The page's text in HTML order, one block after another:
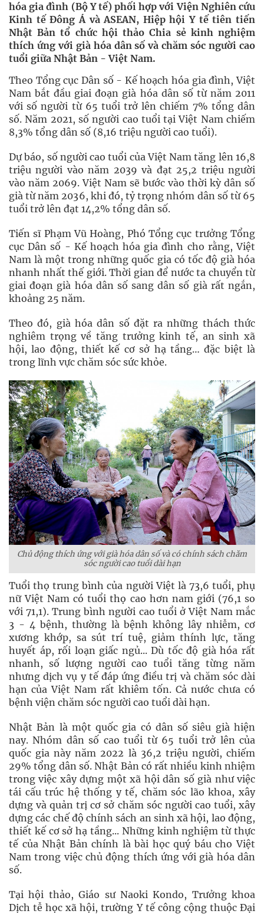
hóa gia đình (Bộ Y tế) phối hợp với Viện Nghiên cứu
Kinh tế Đông Á và ASEAN, Hiệp hội Y tế tiên tiến
Nhật Bản tổ chức hội thảo Chia sẻ kinh nghiệm
thích ứng với già hóa dân số và chăm sóc người cao
tuổi giữa Nhật Bản - Việt Nam.
Theo Tổng cục Dân số - Kế hoạch hóa gia đình, Việt
Nam bắt đầu giai đoạn già hóa dân số từ năm 2011
với số người từ 65 tuổi trở lên chiếm 7% tổng dân
số. Năm 2021, số người cao tuổi tại Việt Nam chiếm
8,3% tổng dân số (8,16 triệu người cao tuổi).
Dự báo, số người cao tuổi của Việt Nam tăng lên 16,8
triệu người vào năm 2039 và đạt 25,2 triệu người
vào năm 2069. Việt Nam sẽ bước vào thời kỳ dân số
già từ năm 2036, khi đó, tỷ trọng nhóm dân số từ 65
tuổi trở lên đạt 14,2% tổng dân số.
Tiến sĩ Phạm Vũ Hoàng, Phó Tổng cục trưởng Tổng
cục Dân số - Kế hoạch hóa gia đình cho rằng, Việt
Nam là một trong những quốc gia có tốc độ già hóa
nhanh nhất thế giới. Thời gian để nước ta chuyển từ
giai đoạn già hóa dân số sang dân số già rất ngắn,
khoảng 25 năm.
Theo đó, già hóa dân số đặt ra những thách thức
nghiêm trọng về tăng trưởng kinh tế, an sinh xã
hội, lao động, thiết kế cơ sở hạ tầng… đặc biệt là
trong lĩnh vực chăm sóc sức khỏe.
Chủ động thích ứng với già hóa dân số và có chính sách chăm
sóc người cao tuổi dài hạn
Tuổi thọ trung bình của người Việt là 73,6 tuổi, phụ
nữ Việt Nam có tuổi thọ cao hơn nam giới (76,1 so
với 71,1). Trung bình người cao tuổi ở Việt Nam mắc
3 - 4 bệnh, thường là bệnh không lây nhiễm, cơ
xương khớp, sa sút trí tuệ, giảm thính lực, tăng
huyết áp, rối loạn giấc ngủ... Dù tốc độ già hóa rất
nhanh, số lượng người cao tuổi tăng từng năm
nhưng dịch vụ y tế đáp ứng điều trị và chăm sóc dài
hạn của Việt Nam rất khiêm tốn. Cả nước chưa có
bệnh viện chăm sóc người cao tuổi dài hạn.
Nhật Bản là một quốc gia có dân số siêu già hiện
nay. Nhóm dân số cao tuổi từ 65 tuổi trở lên của
quốc gia này năm 2022 là 36,2 triệu người, chiếm
29% tổng dân số. Nhật Bản có rất nhiều kinh nhiệm
trong việc xây dựng một xã hội dân số già như việc
tái cấu trúc hệ thống y tế, chăm sóc lão khoa, xây
dựng và quản trị cơ sở chăm sóc người cao tuổi, xây
dựng các chế độ chính sách an sinh xã hội, lao động,
thiết kế cơ sở hạ tầng... Những kinh nghiệm từ thực
tế của Nhật Bản chính là bài học quý báu cho Việt
Nam trong việc chủ động thích ứng với già hóa dân
số.
Tại hội thảo, Giáo sư Naoki Kondo, Trưởng khoa
Dịch tễ học xã hội, trường Y tế công cộng thuộc Đại